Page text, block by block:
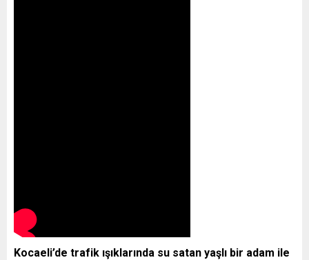
Kocaeli’de trafik ışıklarında su satan yaşlı bir adam ile